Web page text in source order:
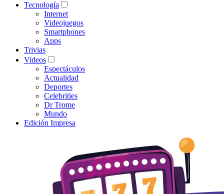
Tecnología
Internet
Videojuegos
Smartphones
Apps
Trivias
Videos
Espectáculos
Actualidad
Deportes
Celebrities
Dr Trome
Mundo
Edición Impresa